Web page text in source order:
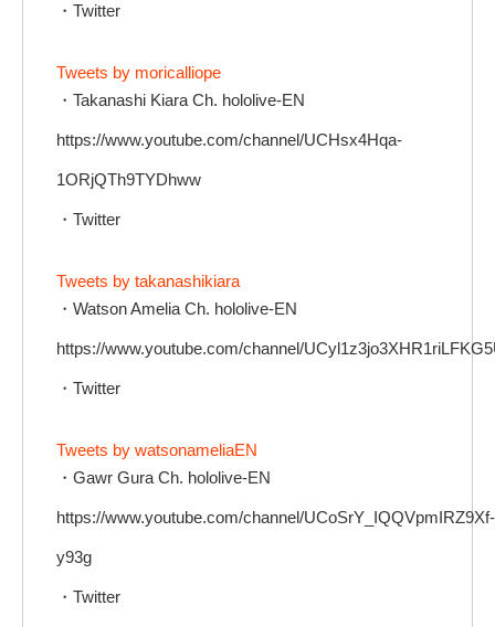
・Twitter
Tweets by moricalliope
・Takanashi Kiara Ch. hololive-EN
https://www.youtube.com/channel/UCHsx4Hqa-
1ORjQTh9TYDhww
・Twitter
Tweets by takanashikiara
・Watson Amelia Ch. hololive-EN
https://www.youtube.com/channel/
・Twitter
Tweets by watsonameliaEN
・Gawr Gura Ch. hololive-EN
https://www.youtube.com/channel/UCoSrY_IQQVpmIRZ9Xf-
y93g
・Twitter